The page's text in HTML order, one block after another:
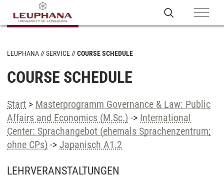
LEUPHANA SERVICE COURSE SCHEDULE
COURSE SCHEDULE
Start > Masterprogramm Governance & Law: Public
Affairs and Economics (M.Sc.) -> International
Center: Sprachangebot (ehemals Sprachenzentrum;
ohne CPs) -> Japanisch A1.2
LEHRVERANSTALTUNGEN